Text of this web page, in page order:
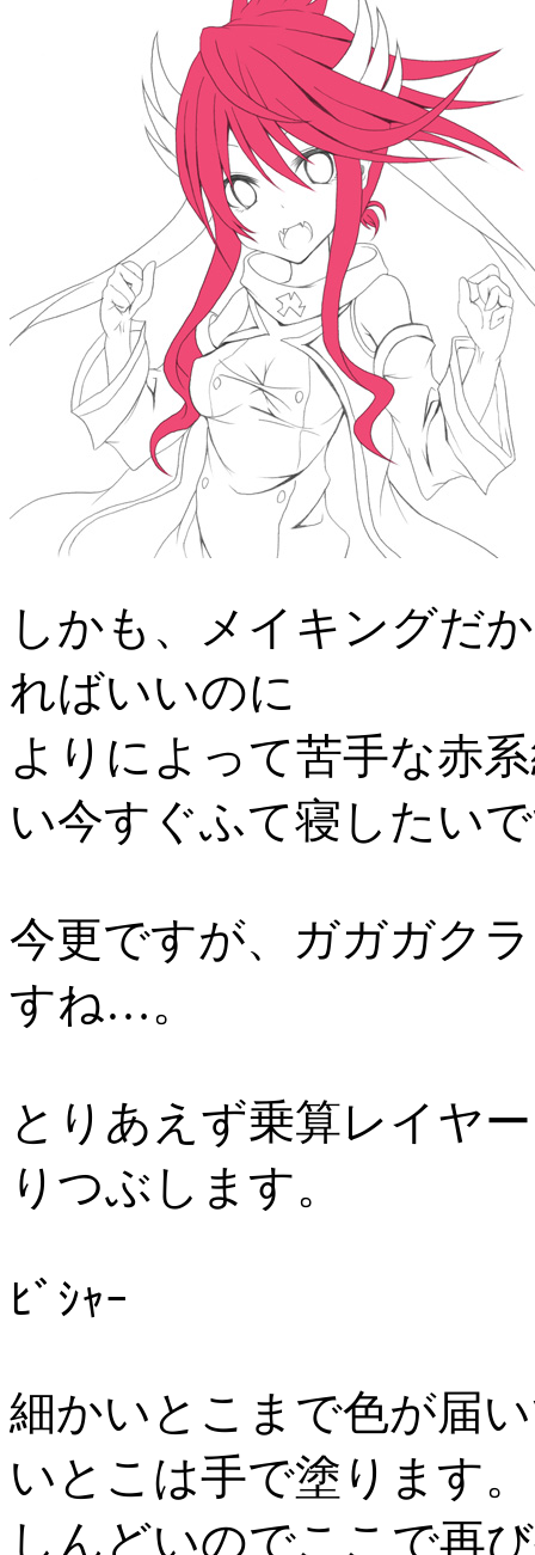
しかも、メイキングだ
ればいいのに
よりによって苦手な赤
い今すぐふて寝したい
今更ですが、ガガガク
すね…。
とりあえず乗算レイヤ
りつぶします。
ﾋﾞｼｬｰ
細かいとこまで色が届
いとこは手で塗ります。
しんどいのでここで再